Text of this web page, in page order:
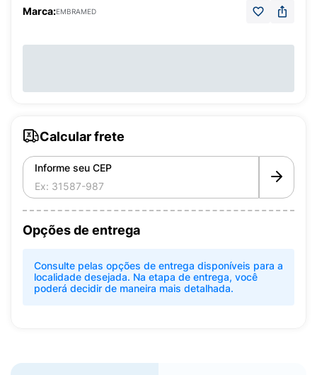
Marca:EMBRAMED
Calcular frete
Informe seu CEP
Opções de entrega
Consulte pelas opções de entrega disponíveis para a
localidade desejada. Na etapa de entrega, você
poderá decidir de maneira mais detalhada.